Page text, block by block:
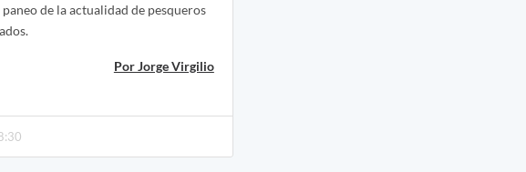
de la actualidad de pesqueros
Por Jorge Virgilio